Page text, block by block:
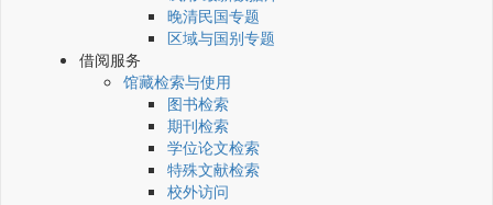
晚清民国专题
区域与国别专题
借阅服务
馆藏检索与使用
图书检索
期刊检索
学位论文检索
特殊文献检索
校外访问